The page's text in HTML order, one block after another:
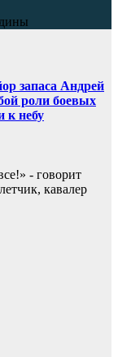
запаса Андрей
роли боевых
к небу
- говорит
кавалер